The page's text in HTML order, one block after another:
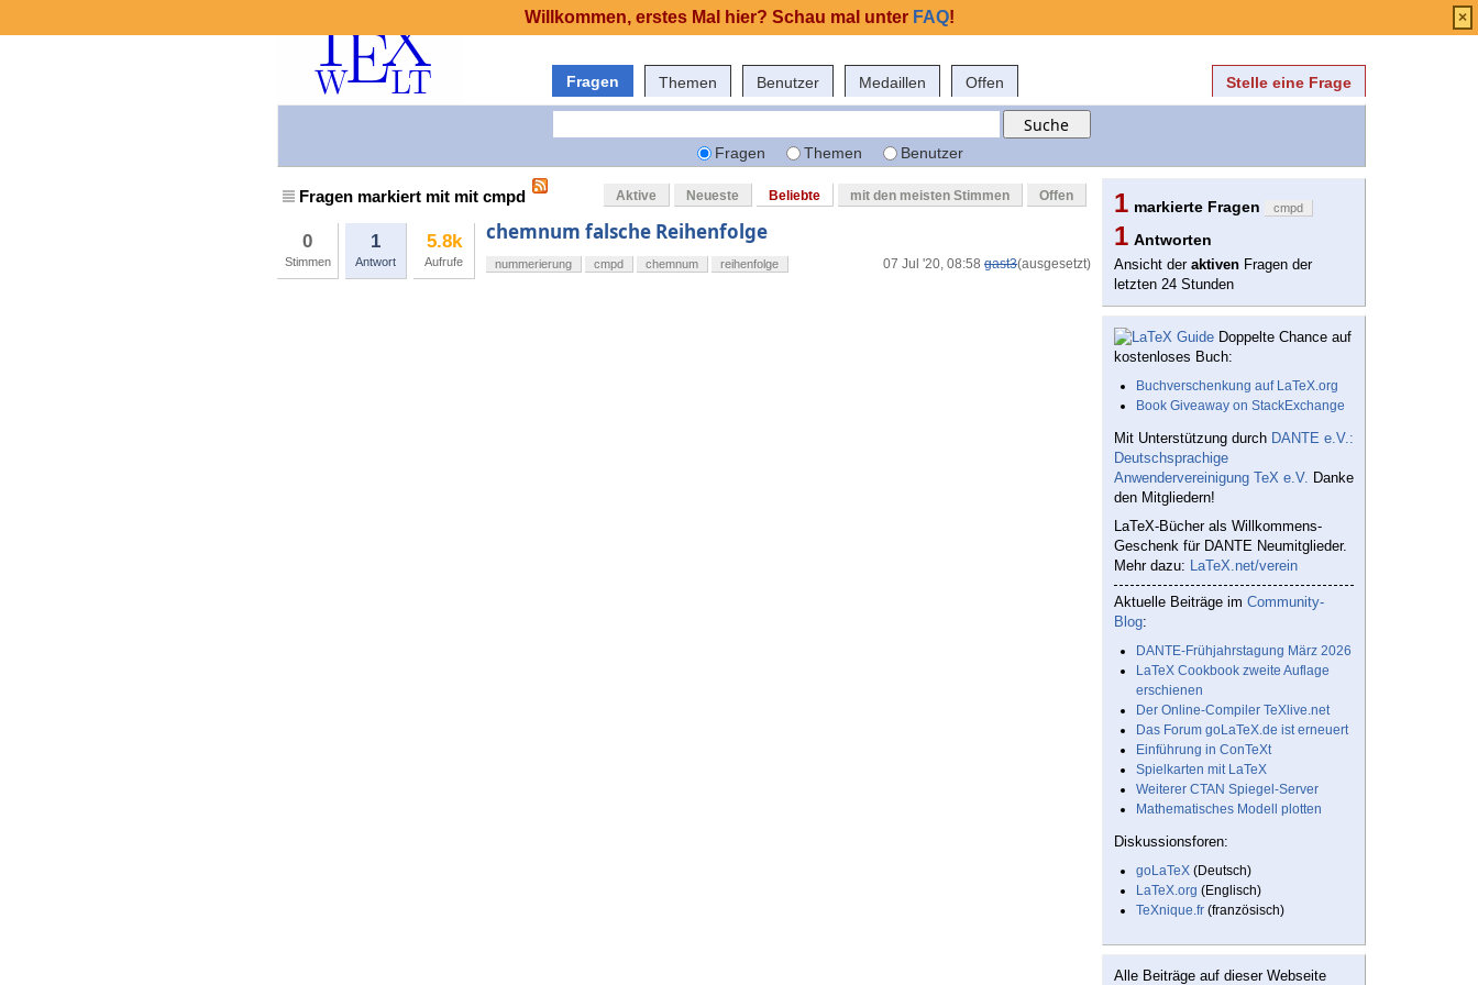
Fragen Themen Benutzer Medaillen Offen Stelle eine Frage
Fragen Themen Benutzer
Fragen markiert mit mit cmpd Aktive Neueste Beliebte mit den meisten Stimmen Offen
0
Stimmen
1
Antwort
5.8k
Aufrufe
chemnum falsche Reihenfolge
07 Jul '20, 08:58 gast3(ausgesetzt)
nummerierung cmpd chemnum reihenfolge
1 markierte Fragen cmpd
1 Antworten
Ansicht der aktiven Fragen der
letzten 24 Stunden
Doppelte Chance auf
kostenloses Buch:
Buchverschenkung auf LaTeX.org
Book Giveaway on StackExchange
Mit Unterstützung durch DANTE e.V.:
Deutschsprachige
Anwendervereinigung TeX e.V. Danke
den Mitgliedern!
LaTeX-Bücher als Willkommens-
Geschenk für DANTE Neumitglieder.
Mehr dazu: LaTeX.net/verein
Aktuelle Beiträge im Community-
Blog:
DANTE-Frühjahrstagung März 2026
LaTeX Cookbook zweite Auflage
erschienen
Der Online-Compiler TeXlive.net
Das Forum goLaTeX.de ist erneuert
Einführung in ConTeXt
Spielkarten mit LaTeX
Weiterer CTAN Spiegel-Server
Mathematisches Modell plotten
Diskussionsforen:
goLaTeX (Deutsch)
LaTeX.org (Englisch)
TeXnique.fr (französisch)
Alle Beiträge auf dieser Webseite
Willkommen, erstes Mal hier? Schau mal unter FAQ! ×